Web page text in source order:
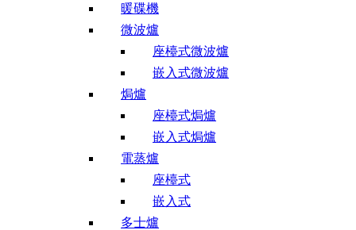
暖碟機
微波爐
座檯式微波爐
嵌入式微波爐
焗爐
座檯式焗爐
嵌入式焗爐
電蒸爐
座檯式
嵌入式
多士爐